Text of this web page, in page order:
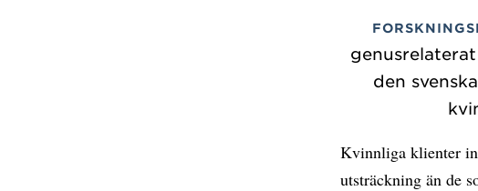
den
Kvinnliga klienter
utsträckning än de